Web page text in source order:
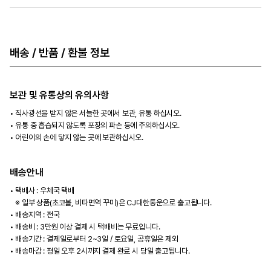
배송 / 반품 / 환불 정보
보관 및 유통상의 유의사항
직사광선을 받지 않은 서늘한 곳에서 보관, 유통 하십시오.
유통 중 흡습되지 않도록 포장의 파손 등에 주의하십시오.
어린이의 손에 닿지 않는 곳에 보관하십시오.
배송안내
택배사 : 우체국 택배
※ 일부 상품(초코볼, 비타면역 꾸미)은 CJ대한통운으로 출고됩니다.
배송지역 : 전국
배송비 : 3만원 이상 결제 시 택배비는 무료입니다.
배송기간 : 결제일로부터 2~3일 / 토요일, 공휴일은 제외
배송마감 : 평일 오후 2시까지 결제 완료 시 당일 출고됩니다.